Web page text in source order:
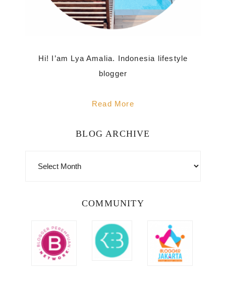
Hi! I’am Lya Amalia. Indonesia lifestyle
blogger
Read More
BLOG ARCHIVE
COMMUNITY